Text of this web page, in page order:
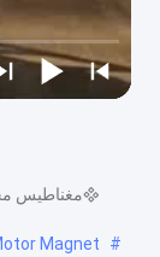
مغناطيس
#
Magnet